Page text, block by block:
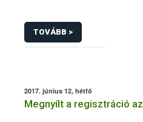
TOVÁBB >
2017. június 12, hétfő
Megnyílt a regisztráció az